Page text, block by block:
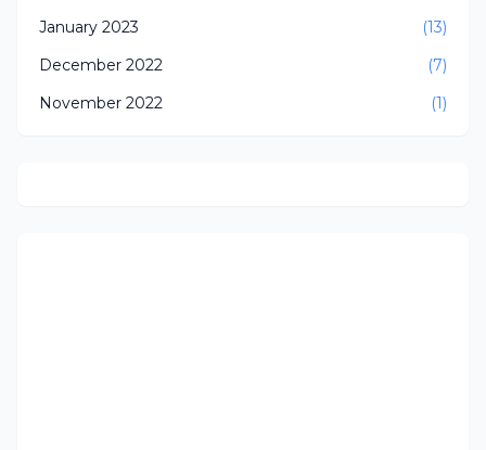
January 2023
(13)
December 2022
(7)
November 2022
(1)